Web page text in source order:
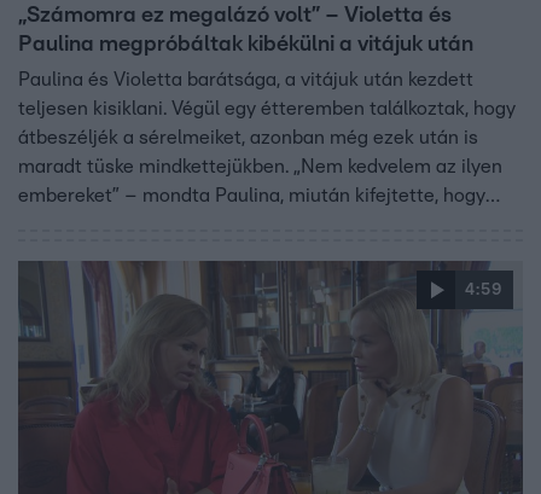
„Számomra ez megalázó volt” – Violetta és
Paulina megpróbáltak kibékülni a vitájuk után
Paulina és Violetta barátsága, a vitájuk után kezdett
teljesen kisiklani. Végül egy étteremben találkoztak, hogy
átbeszéljék a sérelmeiket, azonban még ezek után is
maradt tüske mindkettejükben. „Nem kedvelem az ilyen
embereket” – mondta Paulina, miután kifejtette, hogy
4:59